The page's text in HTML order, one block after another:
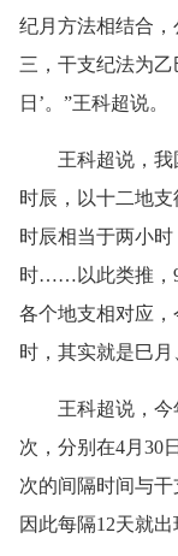
纪月方法相结合
三，干支纪法为
日’。”王科超说。
王科超说，我
时辰，以十二地
时辰相当于两小时
时……以此类推，9
各个地支相对应
时，其实就是巳月
王科超说，今年
次，分别在4月30
次的间隔时间与
因此每隔12天就出